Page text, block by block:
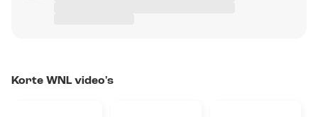
Korte WNL video's